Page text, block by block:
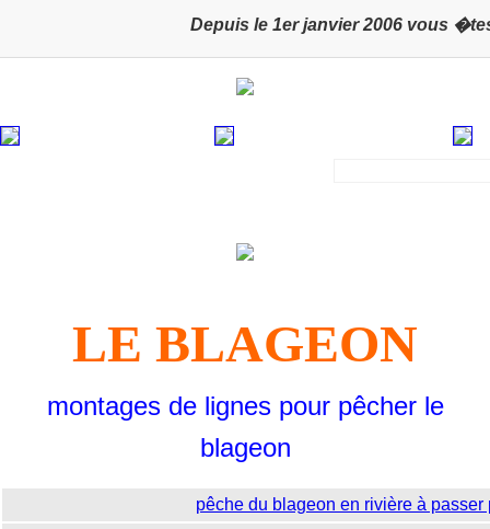
Depuis le 1er janvier 2006 vous �tes
LE BLAGEON
montages de lignes pour pêcher le
blageon
pêche du blageon en rivière à